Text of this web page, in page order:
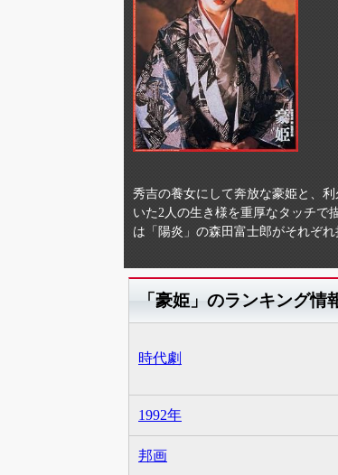
秀吉の養女にして奔放な豪姫と、
いた2人の生き様を重厚なタッチで
は「陽炎」の森田富士郎がそれぞれ
「豪姫」のランキング情
時代劇
1992年
邦画